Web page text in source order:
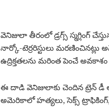
వెనిజులా తీరంలో డ్రగ్స్ స్మగ్లింగ్
నార్కో-టెర్రరిస్టులు
ఉద్రిక్తతలను మరింత పెంచే
ఈ దాడి వెనిజులాకు చెందిన ట్రెన్ డీ
అమెరికాలో హత్యలు, సెక్స్